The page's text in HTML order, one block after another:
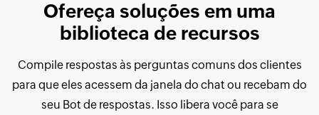
Ofereça soluções em uma
biblioteca de recursos
Compile respostas às perguntas comuns dos clientes
para que eles acessem da janela do chat ou recebam do
seu Bot de respostas. Isso libera você para se